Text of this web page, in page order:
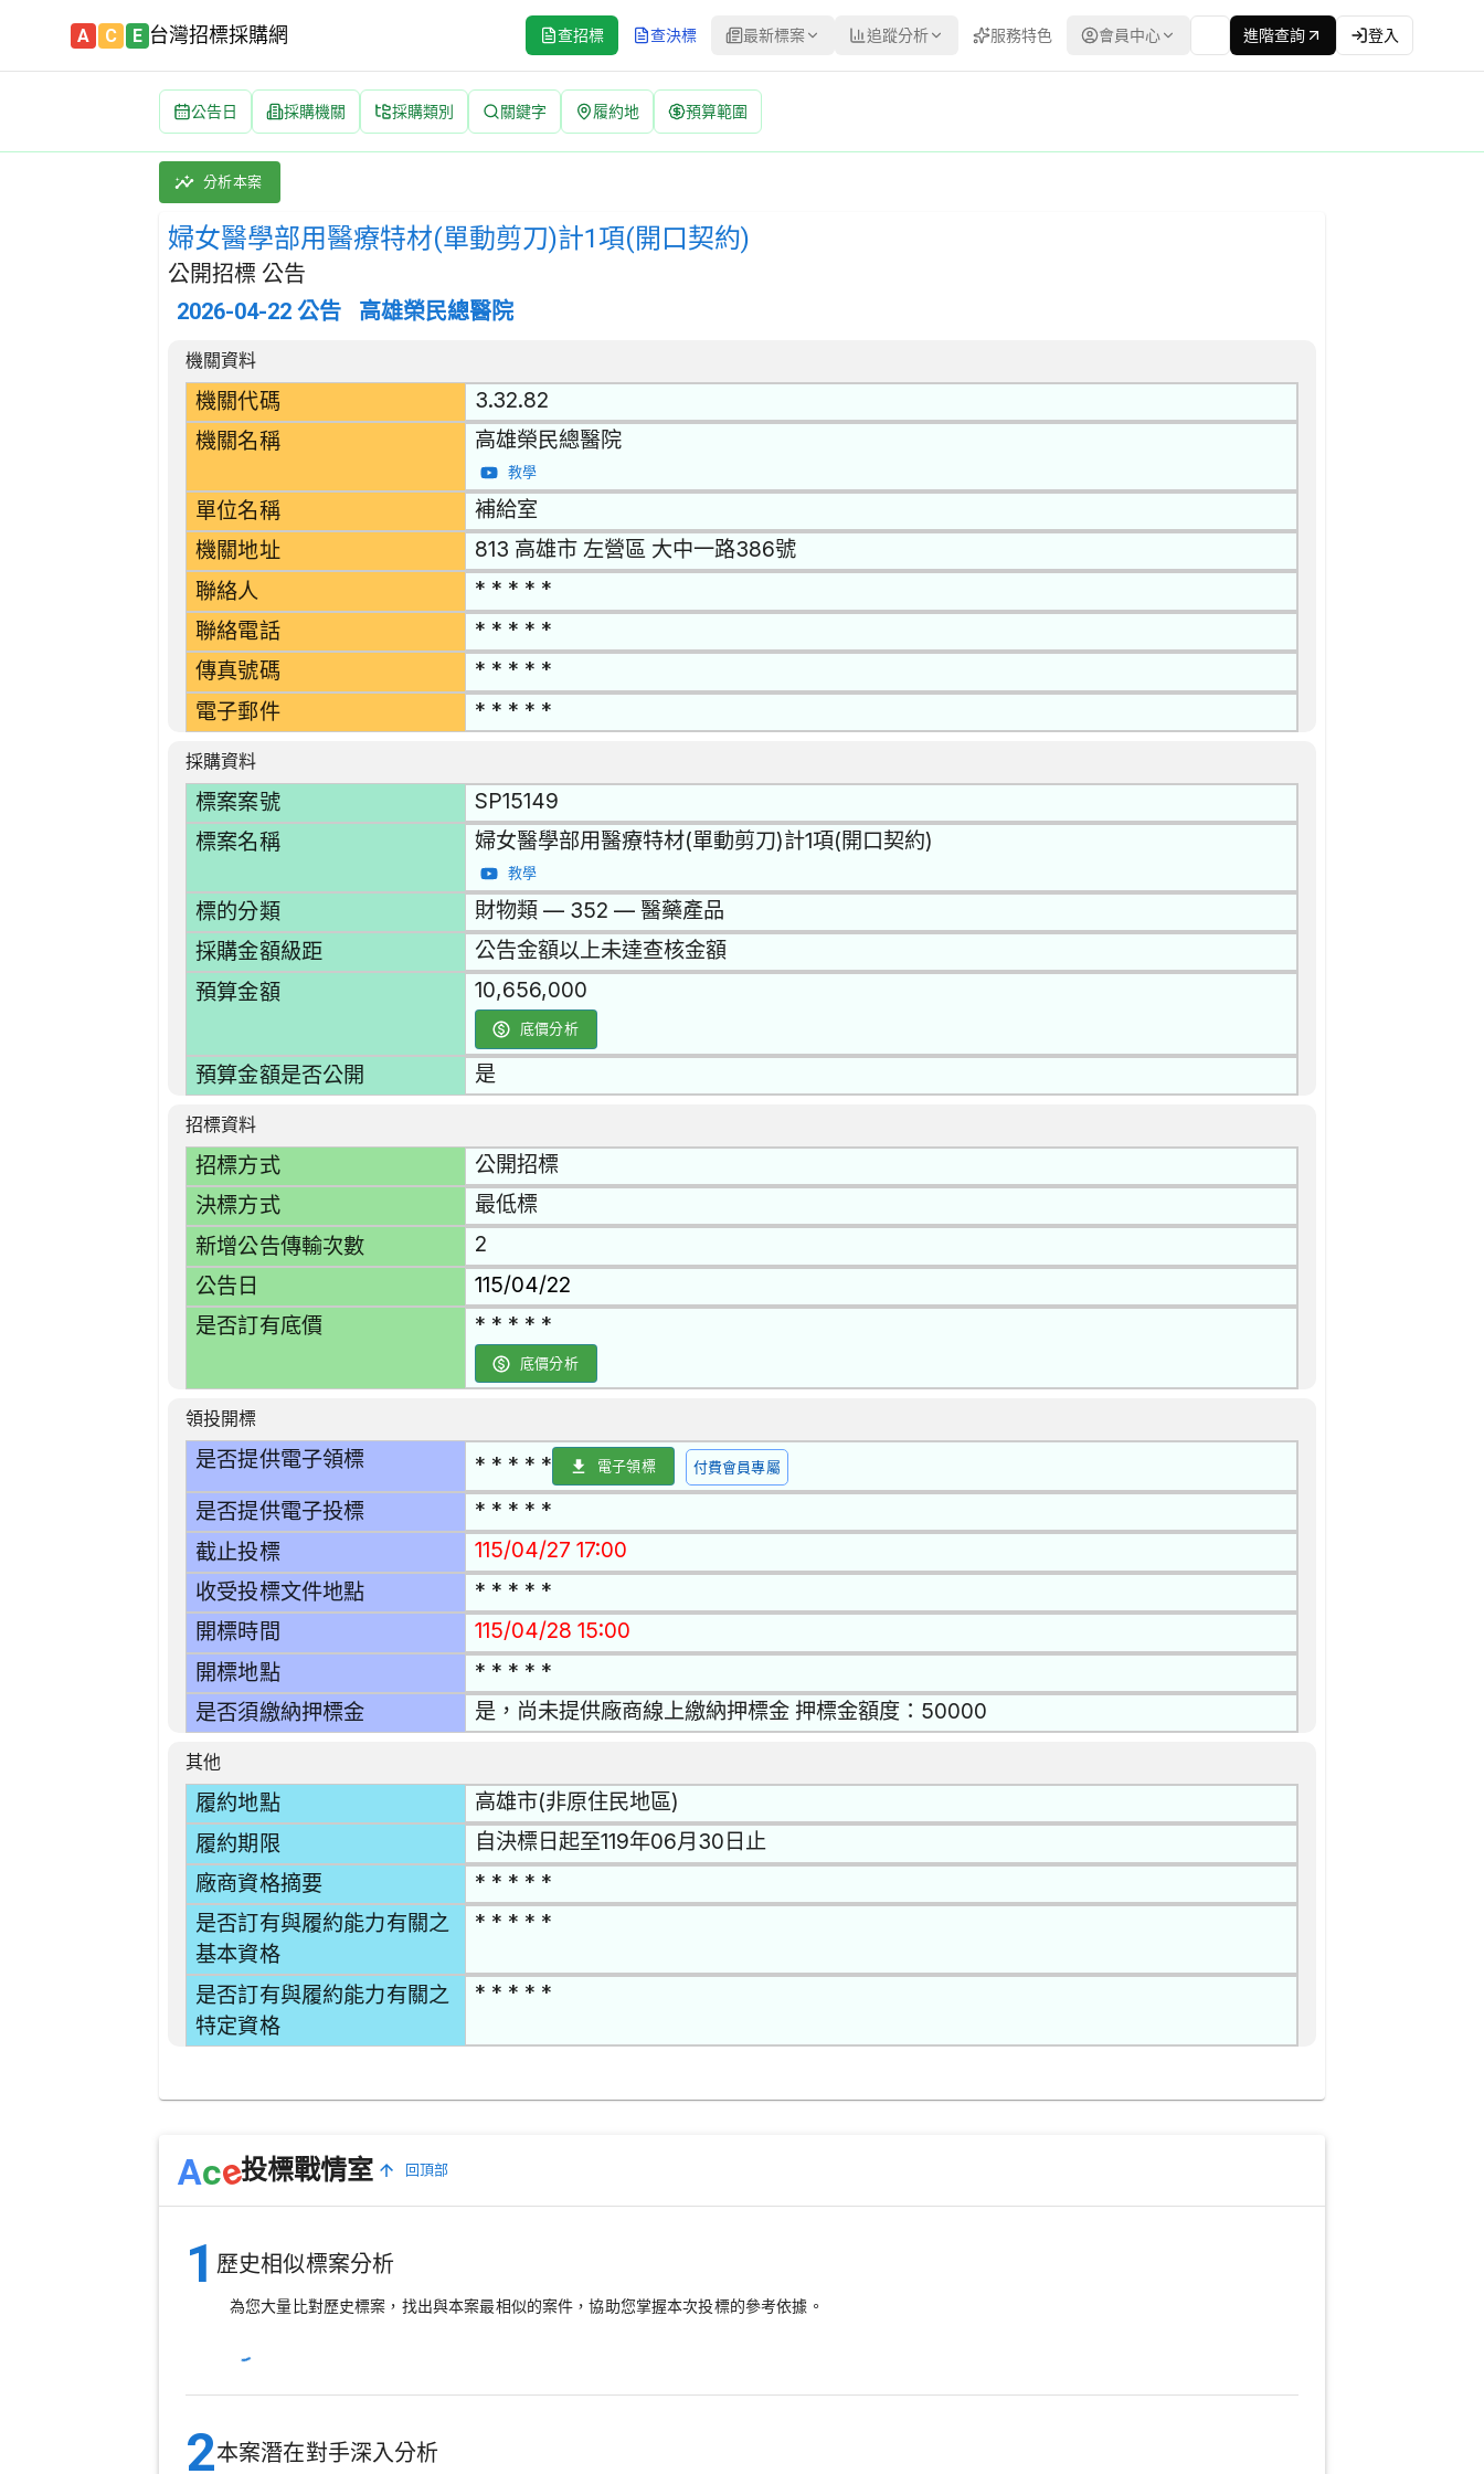
A C E 台灣招標採購網 查招標 查決標 最新標案 追蹤分析 服務特色 會員中心 進階查詢 登入
公告日 採購機關 採購類別 關鍵字 履約地 預算範圍
婦女醫學部用醫療特材(單動剪刀)計1項(開口契約) 招標公告 | 案號：SP15149 | 公開招標 公告
採購類別：財物類 醫藥產品 | 招標方式：公開招標 | 決標方式：最低標 | 資料來源：台灣政府電子採購網（公共工程委員會） | 更新時間：2026-04-22T00:00:00.000Z
分析本案
婦女醫學部用醫療特材(單動剪刀)計1項(開口契約)
公開招標 公告
2026-04-22 公告 高雄榮民總醫院
招標公告詳細內容
機關資料
機關代碼 3.32.82
機關名稱 高雄榮民總醫院
教學
單位名稱 補給室
機關地址 813 高雄市 左營區 大中一路386號
聯絡人 * * * * *
聯絡電話 * * * * *
傳真號碼 * * * * *
電子郵件 * * * * *
採購資料
標案案號 SP15149
標案名稱 婦女醫學部用醫療特材(單動剪刀)計1項(開口契約)
教學
標的分類 財物類 — 352 — 醫藥產品
採購金額級距 公告金額以上未達查核金額
預算金額 10,656,000
底價分析
預算金額是否公開 是
招標資料
招標方式 公開招標
決標方式 最低標
新增公告傳輸次數 2
公告日 115/04/22
是否訂有底價 * * * * *
底價分析
領投開標
是否提供電子領標 * * * * * 電子領標 付費會員專屬
是否提供電子投標 * * * * *
截止投標 115/04/27 17:00
收受投標文件地點 * * * * *
開標時間 115/04/28 15:00
開標地點 * * * * *
是否須繳納押標金 是，尚未提供廠商線上繳納押標金 押標金額度：50000
其他
履約地點 高雄市(非原住民地區)
履約期限 自決標日起至119年06月30日止
廠商資格摘要 * * * * *
是否訂有與履約能力有關之
基本資格
* * * * *
是否訂有與履約能力有關之
特定資格
* * * * *
Ace投標戰情室 回頂部
1 歷史相似標案分析
為您大量比對歷史標案，找出與本案最相似的案件，協助您掌握本次投標的參考依據。
2本案潛在對手深入分析